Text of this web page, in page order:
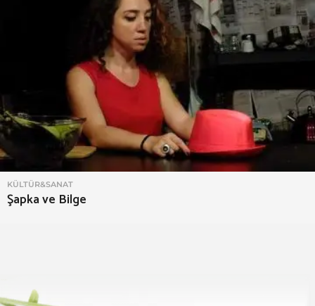
KÜLTÜR&SANAT
Şapka ve Bilge